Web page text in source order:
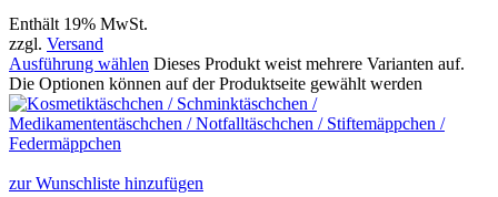
Enthält 19% MwSt.
zzgl. Versand
Ausführung wählen Dieses Produkt weist mehrere Varianten auf.
Die Optionen können auf der Produktseite gewählt werden
zur Wunschliste hinzufügen